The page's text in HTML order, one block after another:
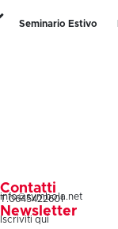
Seminario Estivo
Contatti
info@symbola.net
T.0645422601
Newsletter
Iscriviti qui